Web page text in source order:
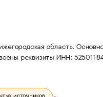
область.
реквизиты ИНН:
источников.